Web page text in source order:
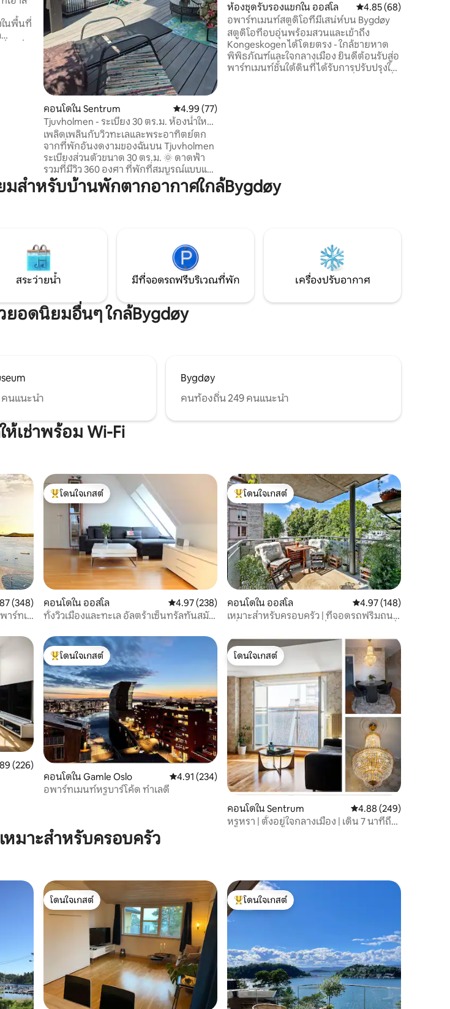
ในพื้นที่
คอนโดใน Sentrum คะแนนเฉลี่ย 4.99 จาก 5, 77 รีวิว
4.99 (77)
Tjuvholmen - ระเบียง 30 ตร.ม. ห้องน้ำใหม่
และวิวทะเล
เพลิดเพลินกับวิวทะเลและพระอาทิตย์ตก
จากที่พักอันงดงามของฉันบน Tjuvholmen
ระเบียงส่วนตัวขนาด 30 ตร.ม. 🌞 ดาดฟ้า
รวมที่มีวิว 360 องศา ที่พักที่สมบูรณ์แบบและ
สัมผัสออสโล อพาร์ทเมนท์มีสีสันสดใส มี
ห้องน้ำใหม่ (มิถุนายน 2006) ห้องครัวทัน
เพลิดเพลินกับอาหารหรือผ่อนคลายไปกับ
เครื่องดื่ม - ทั้งหมดอยู่หน้าประตูของคุณ
ขอต้อนรับสู่เมืองออสโล!
ห้องชุดรับรองแขกใน ออสโล คะแนนเฉลี่ย 4.85 จาก
4.85 (68)
อพาร์ทเมนท์สตูดิโอที่มีเสน่ห์บน Bygdøy
สตูดิโอที่อบอุ่นพร้อมสวนและเข้าถึง
Kongeskogen ได้โดยตรง - ใกล้ชายหาด
พิพิธภัณฑ์และใจกลางเมือง ยินดีต้อนรับสู่อ
พาร์ทเมนท์ชั้นใต้ดินที่ได้รับการปรับปรุงใหม่
สำหรับบ้านพักตากอากาศใกล้Bygdøy
สระว่ายน้ำ มีที่จอดรถฟรีบริเวณที่พัก เครื่องปรับอากาศ
ยอดนิยมอื่นๆ ใกล้Bygdøy
นแนะนำ
Bygdøy
คนท้องถิ่น 249 คนแนะนำ
ห้เช่าพร้อม Wi-Fi
นเฉลี่ย 4.87 จาก 5, 348 รีวิว
(348)
าร์ทเม
โดนใจเกสต์ที่สุด
โดนใจเกสต์
คอนโดใน ออสโล คะแนนเฉลี่ย 4.97 จาก 5, 238 รีวิว
4.97 (238)
ทั้งวิวเมืองและทะเล อัลตร้าเซ็นทรัลทันสมัย
โดนใจเกสต์ที่สุด
โดนใจเกสต์
คอนโดใน ออสโล คะแนนเฉลี่ย 4.97 จาก
4.97 (148)
เหมาะสำหรับครอบครัว | ที่จอดรถฟริมถนน
จอดรถริมถนน | ที่จอดรถริมทาง | ที่จอดรถ
ริมถนน | ที่จอดรถริมทาง
นเฉลี่ย 4.89 จาก 5, 226 รีวิว
(226)
โดนใจเกสต์ที่สุด
โดนใจเกสต์
คอนโดใน Gamle Oslo คะแนนเฉลี่ย 4.91 จาก 5, 234 รีวิว
4.91 (234)
อพาร์ทเมนท์หรูบาร์โค้ด ทำเลดี
โดนใจเกสต์
โดนใจเกสต์
คอนโดใน Sentrum คะแนนเฉลี่ย 4.88 จาก 5,
4.88 (249)
หรูหรา | ตั้งอยู่ใจกลางเมือง | เดิน 7 นาทีถึง
หมาะสำหรับครอบครัว
โดนใจเกสต์
โดนใจเกสต์
โดนใจเกสต์ที่สุด
โดนใจเกสต์